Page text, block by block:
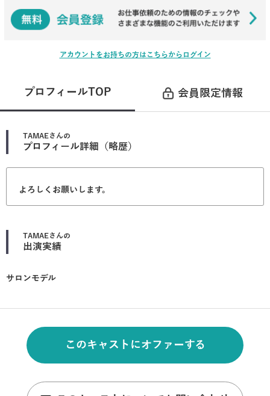
アカウントをお持ちの方はこちらからログイン
プロフィールTOP 会員限定情報
TAMAEさんの
プロフィール詳細（略歴）
よろしくお願いします。
TAMAEさんの
出演実績
サロンモデル
このキャストにオファーする